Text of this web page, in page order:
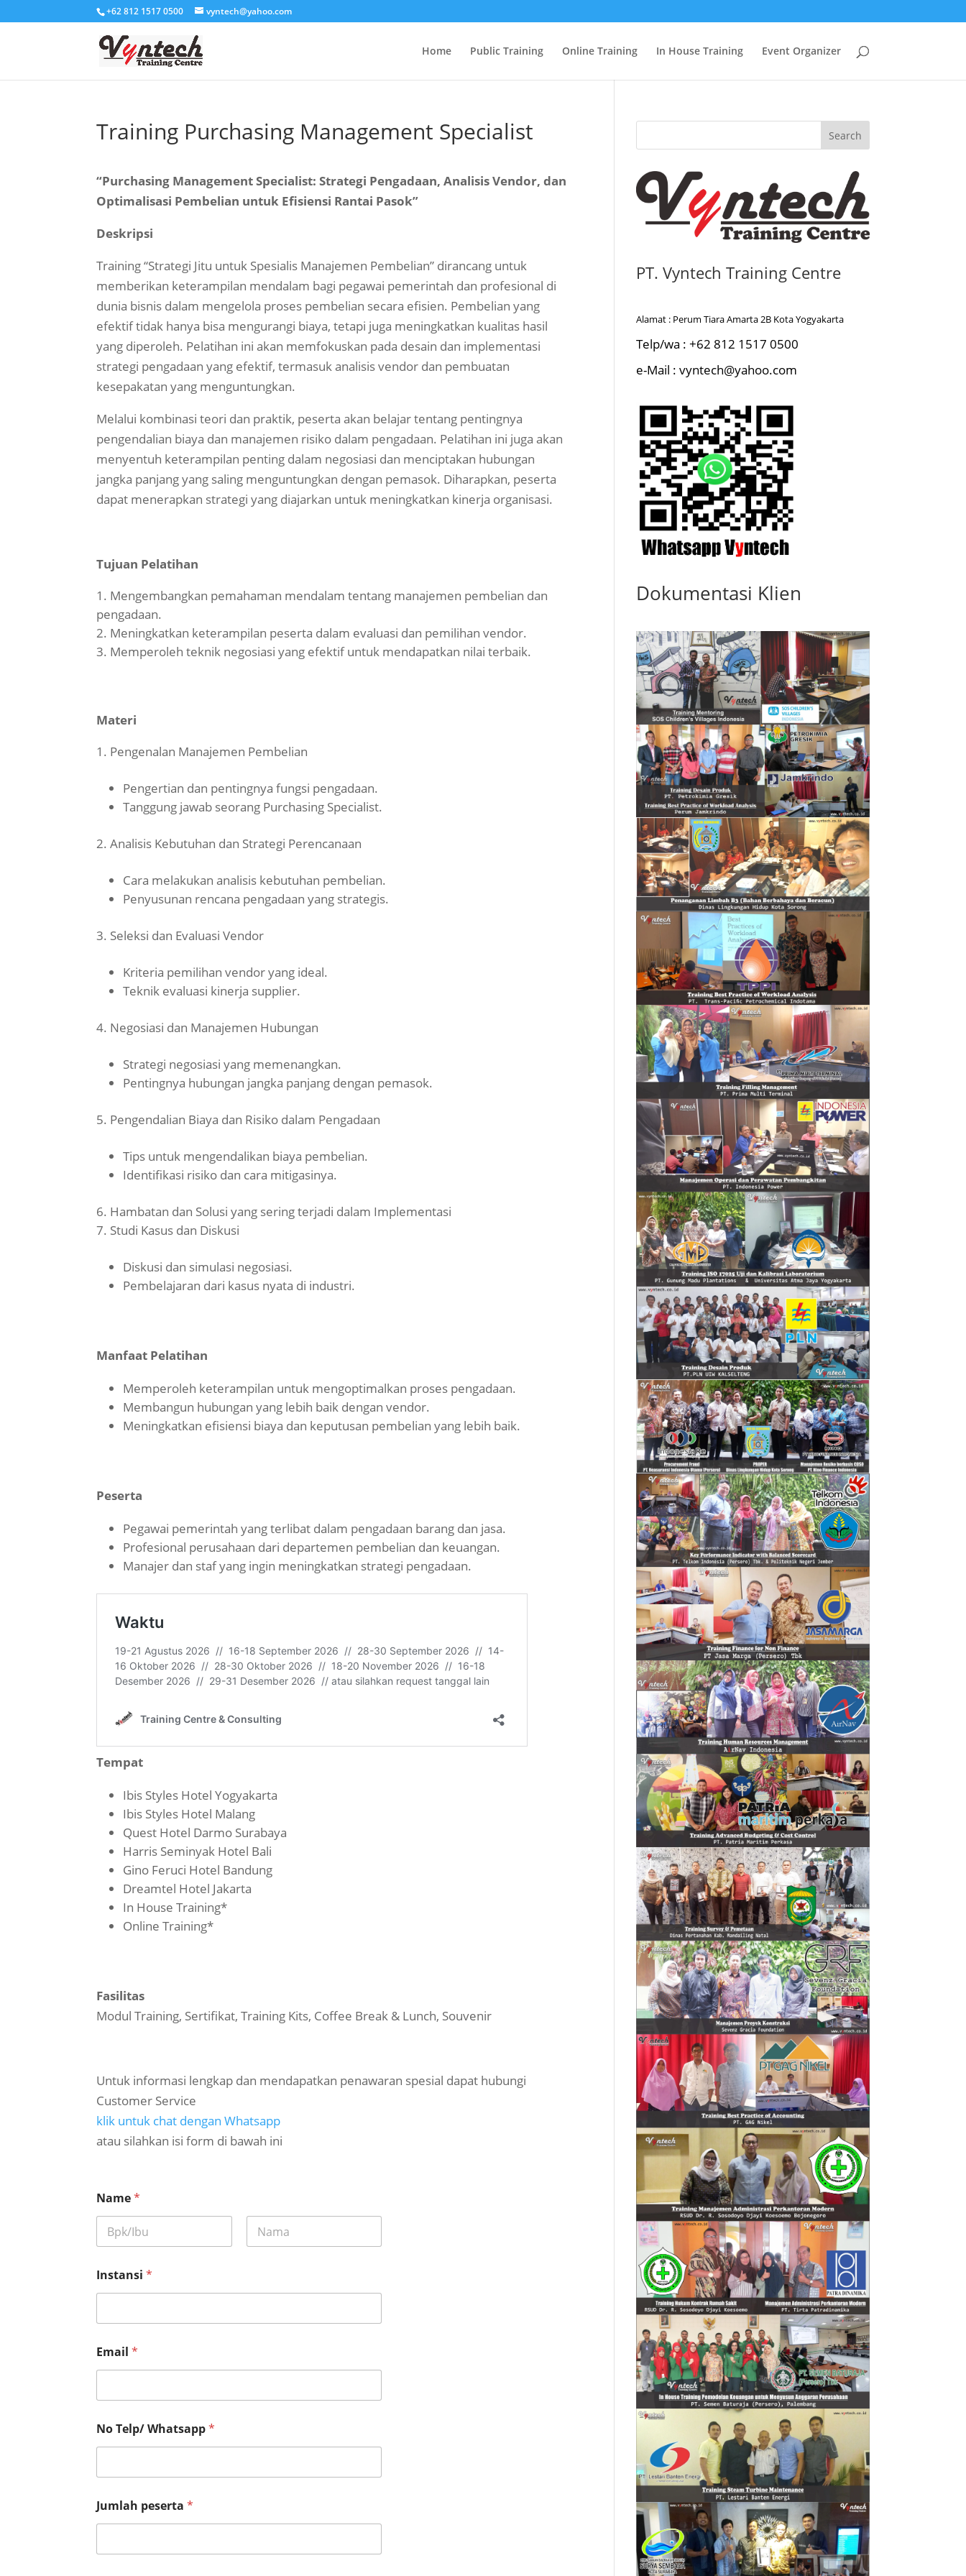
+62 812 1517 0500 vyntech@yahoo.com
Home Public Training Online Training In House Training Event Organizer
Training Purchasing Management Specialist
“Purchasing Management Specialist: Strategi Pengadaan, Analisis Vendor, dan
Optimalisasi Pembelian untuk Efisiensi Rantai Pasok”
Deskripsi
Training “Strategi Jitu untuk Spesialis Manajemen Pembelian” dirancang untuk
memberikan keterampilan mendalam bagi pegawai pemerintah dan profesional di
dunia bisnis dalam mengelola proses pembelian secara efisien. Pembelian yang
efektif tidak hanya bisa mengurangi biaya, tetapi juga meningkatkan kualitas hasil
yang diperoleh. Pelatihan ini akan memfokuskan pada desain dan implementasi
strategi pengadaan yang efektif, termasuk analisis vendor dan pembuatan
kesepakatan yang menguntungkan.
Melalui kombinasi teori dan praktik, peserta akan belajar tentang pentingnya
pengendalian biaya dan manajemen risiko dalam pengadaan. Pelatihan ini juga akan
menyentuh keterampilan penting dalam negosiasi dan menciptakan hubungan
jangka panjang yang saling menguntungkan dengan pemasok. Diharapkan, peserta
dapat menerapkan strategi yang diajarkan untuk meningkatkan kinerja organisasi.
Tujuan Pelatihan
Mengembangkan pemahaman mendalam tentang manajemen pembelian dan
pengadaan.
Meningkatkan keterampilan peserta dalam evaluasi dan pemilihan vendor.
Memperoleh teknik negosiasi yang efektif untuk mendapatkan nilai terbaik.
Materi
Pengenalan Manajemen Pembelian
Pengertian dan pentingnya fungsi pengadaan.
Tanggung jawab seorang Purchasing Specialist.
Analisis Kebutuhan dan Strategi Perencanaan
Cara melakukan analisis kebutuhan pembelian.
Penyusunan rencana pengadaan yang strategis.
Seleksi dan Evaluasi Vendor
Kriteria pemilihan vendor yang ideal.
Teknik evaluasi kinerja supplier.
Negosiasi dan Manajemen Hubungan
Strategi negosiasi yang memenangkan.
Pentingnya hubungan jangka panjang dengan pemasok.
Pengendalian Biaya dan Risiko dalam Pengadaan
Tips untuk mengendalikan biaya pembelian.
Identifikasi risiko dan cara mitigasinya.
Hambatan dan Solusi yang sering terjadi dalam Implementasi
Studi Kasus dan Diskusi
Diskusi dan simulasi negosiasi.
Pembelajaran dari kasus nyata di industri.
Manfaat Pelatihan
Memperoleh keterampilan untuk mengoptimalkan proses pengadaan.
Membangun hubungan yang lebih baik dengan vendor.
Meningkatkan efisiensi biaya dan keputusan pembelian yang lebih baik.
Peserta
Pegawai pemerintah yang terlibat dalam pengadaan barang dan jasa.
Profesional perusahaan dari departemen pembelian dan keuangan.
Manajer dan staf yang ingin meningkatkan strategi pengadaan.
Tempat
Ibis Styles Hotel Yogyakarta
Ibis Styles Hotel Malang
Quest Hotel Darmo Surabaya
Harris Seminyak Hotel Bali
Gino Feruci Hotel Bandung
Dreamtel Hotel Jakarta
In House Training*
Online Training*
Fasilitas
Modul Training, Sertifikat, Training Kits, Coffee Break & Lunch, Souvenir
Untuk informasi lengkap dan mendapatkan penawaran spesial dapat hubungi
Customer Service
klik untuk chat dengan Whatsapp
atau silahkan isi form di bawah ini
Name*
Instansi*
Email*
n
s
a
s
i
N
m
No Telp/ Whatsapp*
Jumlah peserta*
Search
PT. Vyntech Training Centre
Alamat : Perum Tiara Amarta 2B Kota Yogyakarta
Telp/wa : +62 812 1517 0500
e-Mail : vyntech@yahoo.com
Dokumentasi Klien